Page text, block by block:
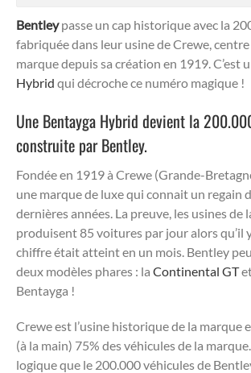
Bentleypasse un cap historique avec la
fabriquée dans leur usine de Crewe,
marque depuis sa création en 1919. C’est
Hybrid qui décroche ce numéro magique !
Une Bentayga Hybrid devient la
construite par Bentley.
Fondée en 1919 à Crewe (Grande-
une marque de luxe qui connait un regain
dernières années. La preuve, les usines de
produisent 85 voitures par jour alors qu’il
chiffre était atteint en un mois. Bentley
deux modèles phares : la Continental GT
Bentayga !
Crewe est l’usine historique de la marque
(à la main) 75% des véhicules de la
logique que le 200.000 véhicules de